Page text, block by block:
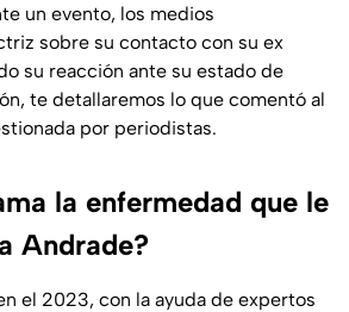
un evento, los medios
sobre su contacto con su ex
su reacción ante su estado de
te detallaremos lo que comentó al
por periodistas.
la enfermedad que le
Andrade?
el 2023, con la ayuda de expertos